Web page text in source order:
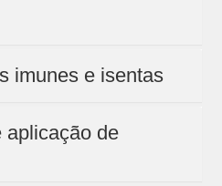
imunes e isentas
aplicação de